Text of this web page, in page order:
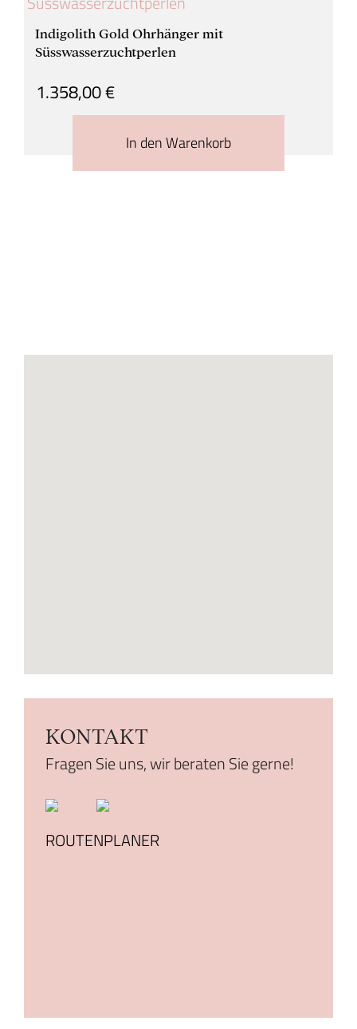
Indigolith Gold Ohrhänger mit
Süsswasserzuchtperlen
1.358,00€
In den Warenkorb
KONTAKT
Fragen Sie uns, wir beraten Sie gerne!
ROUTENPLANER